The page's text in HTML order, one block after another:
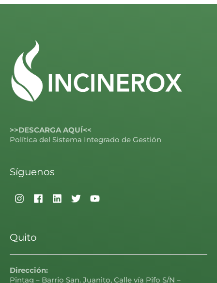
>>DESCARGA AQUÍ<<
Política del Sistema Integrado de Gestión
Síguenos
Quito
Dirección:
Pintag – Barrio San. Juanito, Calle vía Pifo S/N –